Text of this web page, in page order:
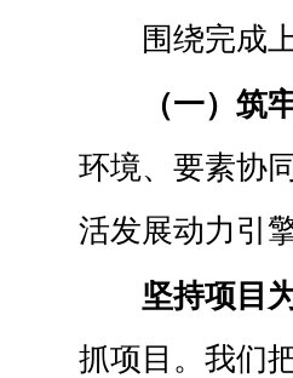
围绕完成
（一）筑
环境、要素协
活发展动力引擎
坚持项目
抓项目。我们